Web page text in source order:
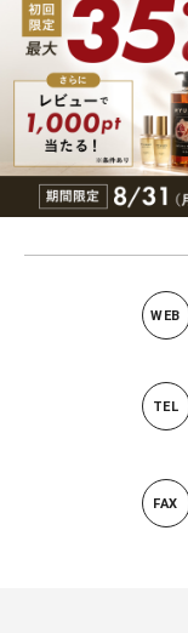
WEB
TEL
FAX